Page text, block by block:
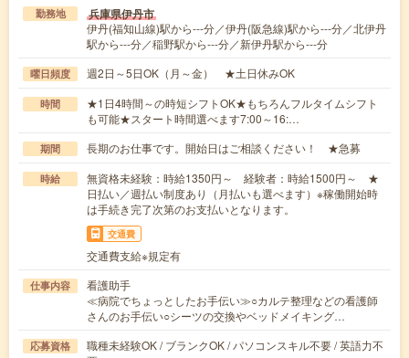
勤務地 兵庫県伊丹市
伊丹(福知山線)駅から---分／伊丹(阪急線)駅から---分／北伊丹
駅から---分／稲野駅から---分／新伊丹駅から---分
曜日頻度 週2日～5日OK（月～金） ★土日休みOK
時間
★1日4時間～の時短シフトOK★もちろんフルタイムシフト
も可能★スタート時間選べます7:00～16:…
期間 長期のお仕事です。開始日はご相談ください！ ★急募
時給
無資格未経験：時給1350円～ 経験者：時給1500円～ ★
日払い／週払い制度あり（月払いも選べます）※稼働開始時
は手続き完了次第のお支払いとなります。
交通費
交通費支給※規定有
仕事内容
看護助手
≪病院でちょっとしたお手伝い≫○カルテ整理などの看護師
さんのお手伝い○シーツの交換やベッドメイキング…
応募資格
職種未経験OK / ブランクOK / パソコンスキル不要 / 英語力不